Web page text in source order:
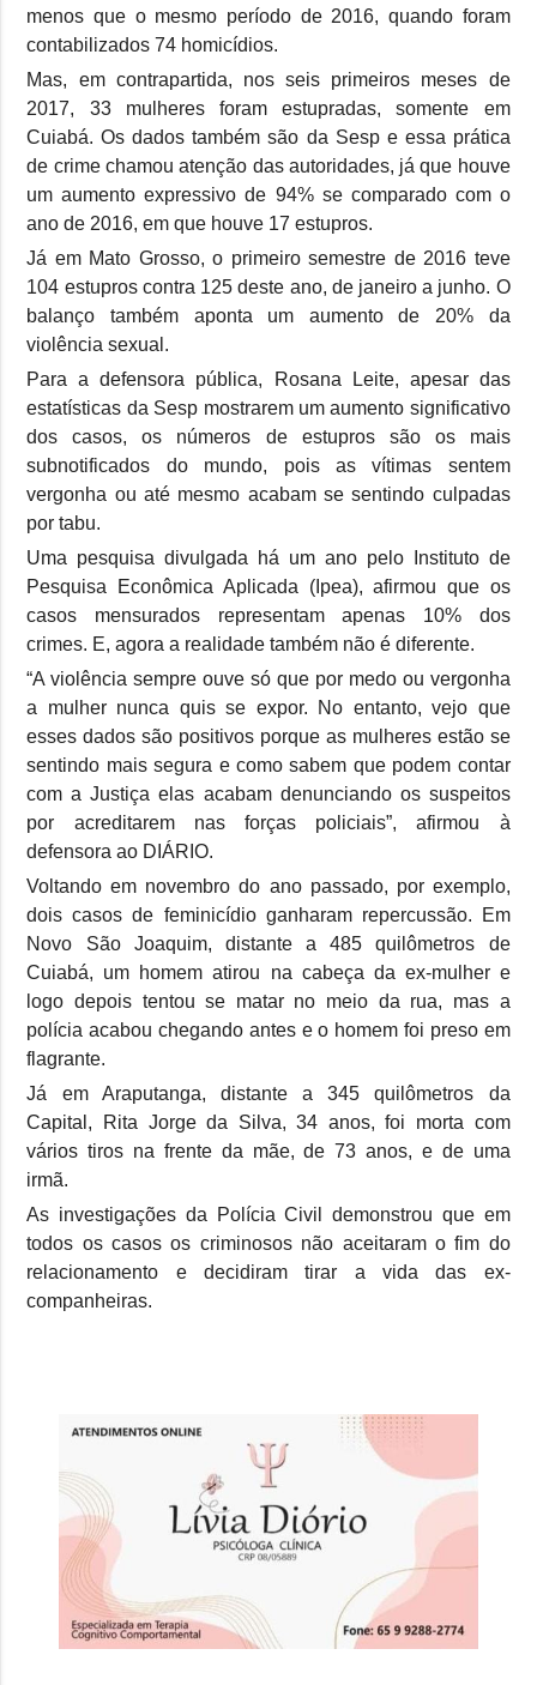
menos que o mesmo período de 2016, quando foram
contabilizados 74 homicídios.
Mas, em contrapartida, nos seis primeiros meses de
2017, 33 mulheres foram estupradas, somente em
Cuiabá. Os dados também são da Sesp e essa prática
de crime chamou atenção das autoridades, já que houve
um aumento expressivo de 94% se comparado com o
ano de 2016, em que houve 17 estupros.
Já em Mato Grosso, o primeiro semestre de 2016 teve
104 estupros contra 125 deste ano, de janeiro a junho. O
balanço também aponta um aumento de 20% da
violência sexual.
Para a defensora pública, Rosana Leite, apesar das
estatísticas da Sesp mostrarem um aumento significativo
dos casos, os números de estupros são os mais
subnotificados do mundo, pois as vítimas sentem
vergonha ou até mesmo acabam se sentindo culpadas
por tabu.
Uma pesquisa divulgada há um ano pelo Instituto de
Pesquisa Econômica Aplicada (Ipea), afirmou que os
casos mensurados representam apenas 10% dos
crimes. E, agora a realidade também não é diferente.
“A violência sempre ouve só que por medo ou vergonha
a mulher nunca quis se expor. No entanto, vejo que
esses dados são positivos porque as mulheres estão se
sentindo mais segura e como sabem que podem contar
com a Justiça elas acabam denunciando os suspeitos
por acreditarem nas forças policiais”, afirmou à
defensora ao DIÁRIO.
Voltando em novembro do ano passado, por exemplo,
dois casos de feminicídio ganharam repercussão. Em
Novo São Joaquim, distante a 485 quilômetros de
Cuiabá, um homem atirou na cabeça da ex-mulher e
logo depois tentou se matar no meio da rua, mas a
polícia acabou chegando antes e o homem foi preso em
flagrante.
Já em Araputanga, distante a 345 quilômetros da
Capital, Rita Jorge da Silva, 34 anos, foi morta com
vários tiros na frente da mãe, de 73 anos, e de uma
irmã.
As investigações da Polícia Civil demonstrou que em
todos os casos os criminosos não aceitaram o fim do
relacionamento e decidiram tirar a vida das ex-
companheiras.